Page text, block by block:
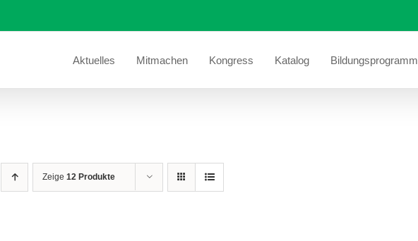
Aktuelles Mitmachen Kongress Katalog Bildungsprogramm
Zeige 12 Produkte